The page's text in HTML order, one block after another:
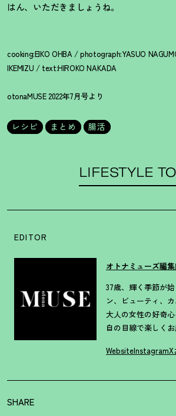
はん、いただきましょうね。
cooking:EIKO OHBA / photograph:YASUO
IKEMIZU / text:HIROKO NAKADA
otonaMUSE 2022年7月号より
レシピ まとめ 腸活
LIFESTYLE
EDITOR
オトナミューズ編
37歳、輝く季節が
ン、ビューティ、
大人の女性の好奇
自の目線で楽しくお
WebsiteInstagramX
SHARE